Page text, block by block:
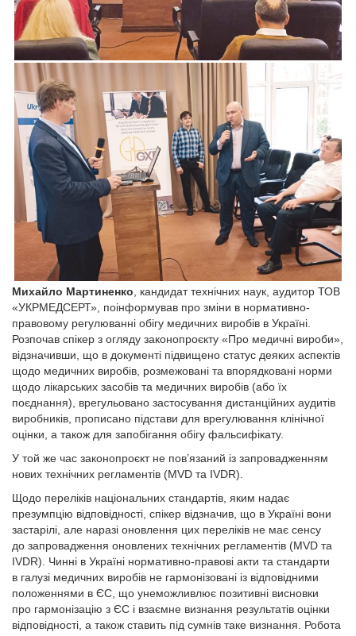
Михайло Мартиненко , кандидат технічних наук, аудитор ТОВ
«УКРМЕДСЕРТ», поінформував про зміни в нормативно-
правовому регулюванні обігу медичних виробів в Україні.
Розпочав спікер з огляду законопроєкту «Про медичні вироби»,
відзначивши, що в документі підвищено статус деяких аспектів
щодо медичних виробів, розмежовані та впорядковані норми
щодо лікарських засобів та медичних виробів (або їх
поєднання), врегульовано застосування дистанційних аудитів
виробників, прописано підстави для врегулювання клінічної
оцінки, а також для запобігання обігу фальсифікату.
У той же час законопроєкт не пов’язаний із запровадженням
нових технічних регламентів (MVD та ІVDR).
Щодо переліків національних стандартів, яким надає
презумпцію відповідності, спікер відзначив, що в Україні вони
застарілі, але наразі оновлення цих переліків не має сенсу
до запровадження оновлених технічних регламентів (MVD та
ІVDR). Чинні в Україні нормативно-правові акти та стандарти
в галузі медичних виробів не гармонізовані із відповідними
положеннями в ЄС, що унеможливлює позитивні висновки
про гармонізацію з ЄС і взаємне визнання результатів оцінки
відповідності, а також ставить під сумнів таке визнан­ня. Робота